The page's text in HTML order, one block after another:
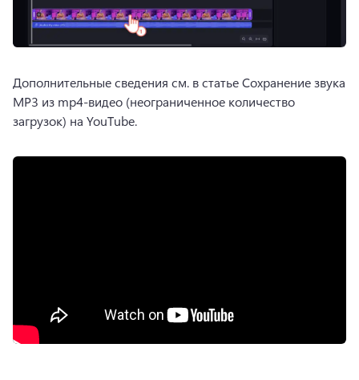
Дополнительные сведения см. в статье Сохранение звука
MP3 из mp4-видео (неограниченное количество
загрузок) на YouTube.